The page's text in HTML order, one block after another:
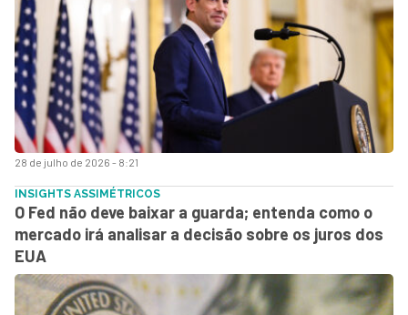
28 de julho de 2026 - 8:21
INSIGHTS ASSIMÉTRICOS
O Fed não deve baixar a guarda; entenda como o
mercado irá analisar a decisão sobre os juros dos
EUA